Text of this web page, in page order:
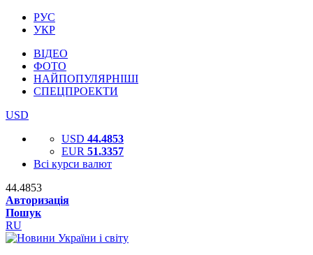
РУС
УКР
ВІДЕО
ФОТО
НАЙПОПУЛЯРНІШІ
СПЕЦПРОЕКТИ
USD
USD 44.4853
EUR 51.3357
Всі курси валют
44.4853
Авторизація
Пошук
RU